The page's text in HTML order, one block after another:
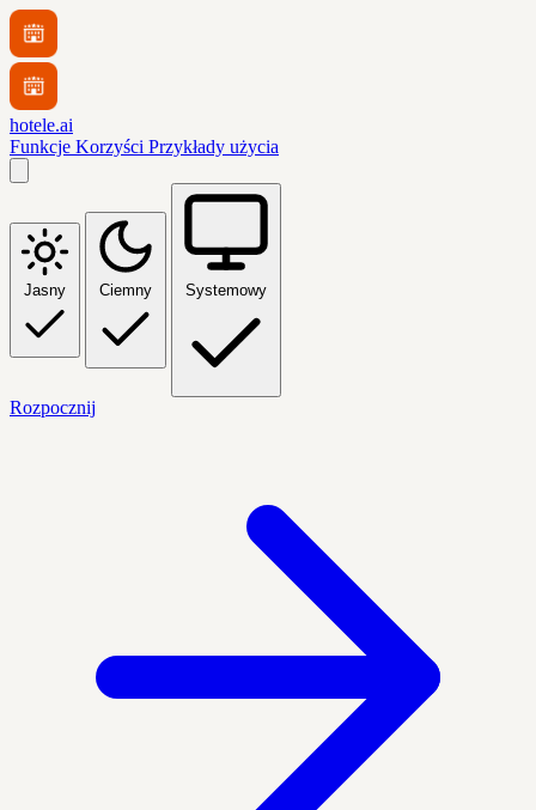
hotele.ai
Funkcje Korzyści Przykłady użycia
Jasny Ciemny Systemowy
Rozpocznij